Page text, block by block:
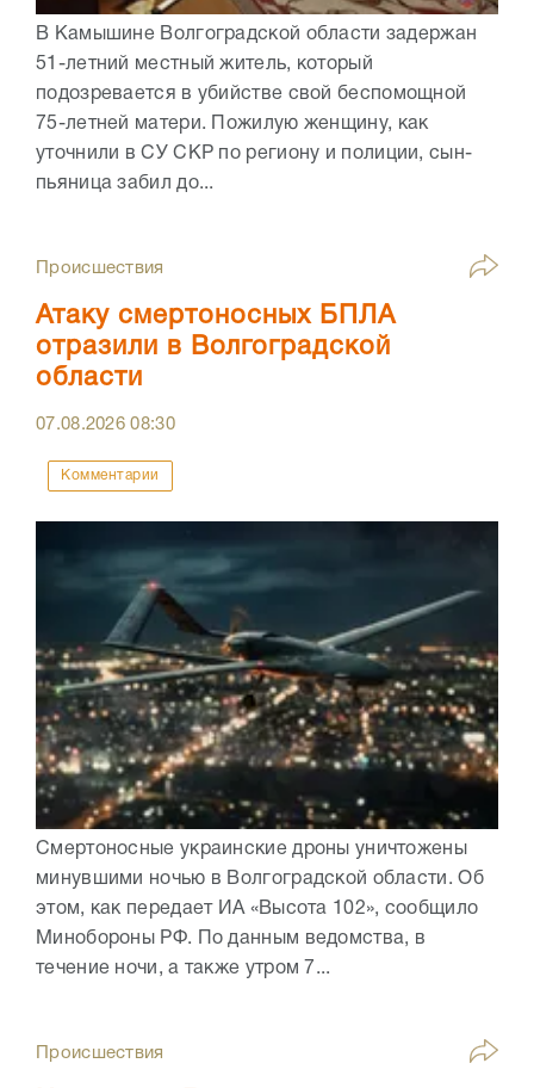
В Камышине Волгоградской области задержан
51-летний местный житель, который
подозревается в убийстве свой беспомощной
75-летней матери. Пожилую женщину, как
уточнили в СУ СКР по региону и полиции, сын-
пьяница забил до...
Происшествия
Атаку смертоносных БПЛА
отразили в Волгоградской
области
07.08.202608:30
Комментарии
Смертоносные украинские дроны уничтожены
минувшими ночью в Волгоградской области. Об
этом, как передает ИА «Высота 102», сообщило
Минобороны РФ. По данным ведомства, в
течение ночи, а также утром 7...
Происшествия